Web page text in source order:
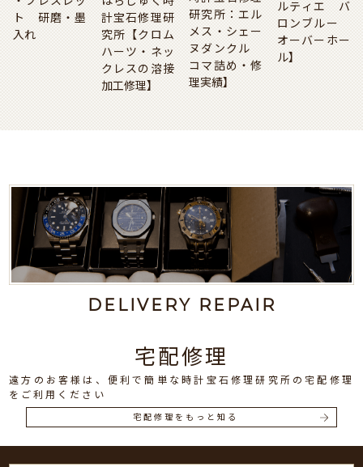
ト 研磨・墨
入れ
計宝石修理研
究所【クロム
ハーツ・ネッ
クレスの溶接
加工修理】
研究所：エル
メス・シェー
ヌダンクル
コマ詰め・修
理実績】
ルティエ バ
ロンブルー
オーバーホー
ル】
DELIVERY REPAIR
宅配修理
遠方のお客様は、便利で簡単な時計宝石修理研究所の宅配修理
をご利用ください
宅配修理をもっと知る